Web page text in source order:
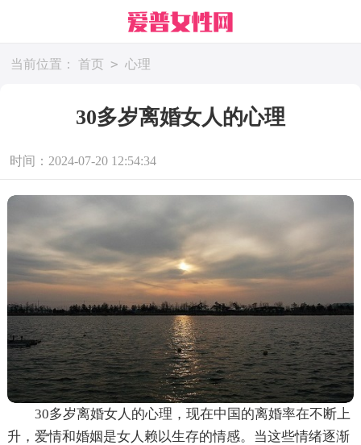
当前位置： 首页 > 心理
30多岁离婚女人的心理
时间：2024-07-20 12:54:34
30多岁离婚女人的心理，现在中国的离婚率在不断上
升，爱情和婚姻是女人赖以生存的情感。当这些情绪逐渐